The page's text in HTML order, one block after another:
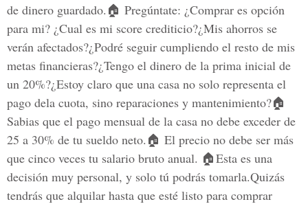
de dinero guardado.🏠 Pregúntate: ¿Comprar es opción
para mi? ¿Cual es mi score crediticio?¿Mis ahorros se
verán afectados?¿Podré seguir cumpliendo el resto de mis
metas financieras?¿Tengo el dinero de la prima inicial de
un 20%?¿Estoy claro que una casa no solo representa el
pago dela cuota, sino reparaciones y mantenimiento?🏠
Sabias que el pago mensual de la casa no debe exceder de
25 a 30% de tu sueldo neto.🏠 El precio no debe ser más
que cinco veces tu salario bruto anual. 🏠Esta es una
decisión muy personal, y solo tú podrás tomarla.Quizás
tendrás que alquilar hasta que esté listo para comprar